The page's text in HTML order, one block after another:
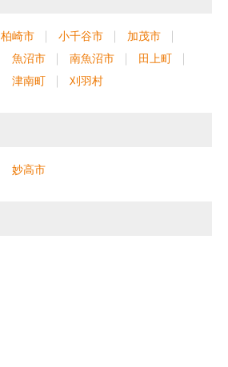
柏崎市 小千谷市
加茂市
魚沼市 南魚沼市
田上町
津南町 刈羽村
妙高市